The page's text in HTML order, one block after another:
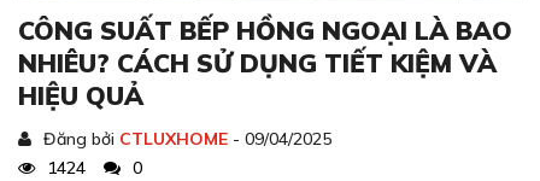
CÔNG SUẤT BẾP HỒNG NGOẠI LÀ BAO
NHIÊU? CÁCH SỬ DỤNG TIẾT KIỆM VÀ
HIỆU QUẢ
Đăng bởi CTLUXHOME - 09/04/2025
1424
0